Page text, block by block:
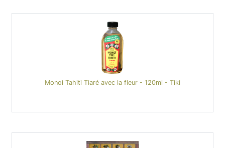
Monoi Tahiti Tiaré avec la fleur - 120ml - Tiki